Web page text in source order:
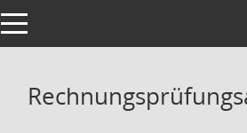
Toggle navigation